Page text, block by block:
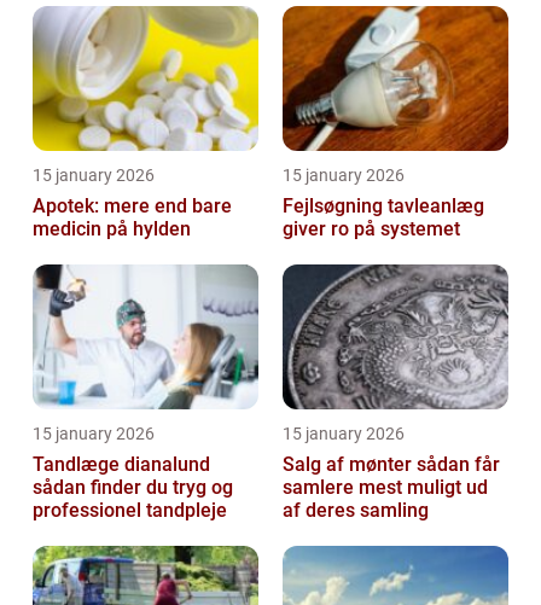
15 january 2026
Apotek: mere end bare
medicin på hylden
15 january 2026
Fejlsøgning tavleanlæg
giver ro på systemet
15 january 2026
Tandlæge dianalund
sådan finder du tryg og
professionel tandpleje
15 january 2026
Salg af mønter sådan får
samlere mest muligt ud
af deres samling